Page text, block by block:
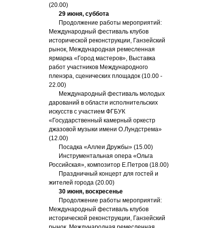
(20.00)
29 июня, суббота
Продолжение работы мероприятий:
Международный фестиваль клубов
исторической реконструкции, Ганзейский
рынок, Международная ремесленная
ярмарка «Город мастеров», Выставка
работ участников Международного
пленэра, сценических площадок (10.00 -
22.00)
Международный фестиваль молодых
дарований в области исполнительских
искусств с участием ФГБУК
«Государственный камерный оркестр
джазовой музыки имени О.Лундстрема»
(12.00)
Посадка «Аллеи Дружбы» (15.00)
Инструментальная опера «Ольга
Российская», композитор Е.Петров (18.00)
Праздничный концерт для гостей и
жителей города (20.00)
30 июня, воскресенье
Продолжение работы мероприятий:
Международный фестиваль клубов
исторической реконструкции, Ганзейский